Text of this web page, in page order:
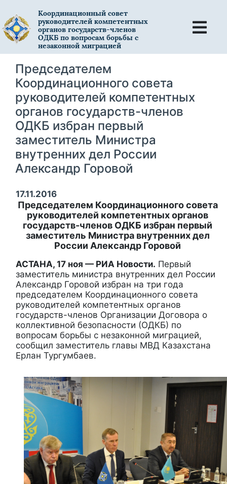
Координационный совет
руководителей компетентных
органов государств-членов
ОДКБ по вопросам борьбы с
незаконной миграцией
Председателем
Координационного совета
руководителей компетентных
органов государств-членов
ОДКБ избран первый
заместитель Министра
внутренних дел России
Александр Горовой
17.11.2016
Председателем Координационного совета
руководителей компетентных органов
государств-членов ОДКБ избран первый
заместитель Министра внутренних дел
России Александр Горовой
АСТАНА, 17 ноя — РИА Новости. Первый
заместитель министра внутренних дел России
Александр Горовой избран на три года
председателем Координационного совета
руководителей компетентных органов
государств-членов Организации Договора о
коллективной безопасности (ОДКБ) по
вопросам борьбы с незаконной миграцией,
сообщил заместитель главы МВД Казахстана
Ерлан Тургумбаев.